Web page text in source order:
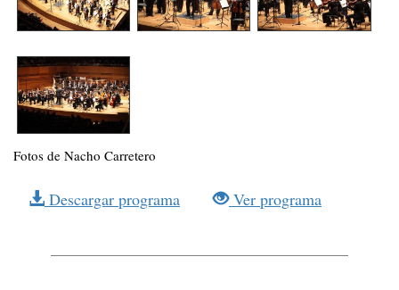
Fotos de Nacho Carretero
Descargar programa Ver programa